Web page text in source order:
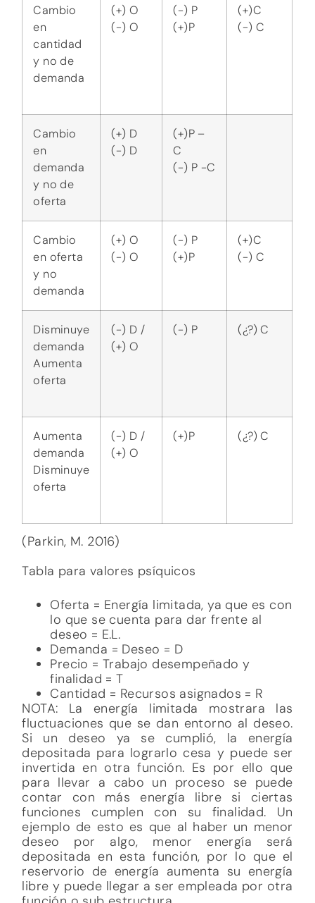
demanda
Disminuye
demanda
Aumenta
Aumenta
demanda
Disminuye
oferta
(-) D /
(+)P
(Parkin, M. 2016)
Tabla para valores psíquicos
Oferta = Energía limitada, ya que es con
lo que se cuenta para dar frente al
deseo = E.L.
Demanda = Deseo = D
Precio = Trabajo desempeñado y
Cantidad = Recursos asignados = R
NOTA: La energía limitada mostrara las
fluctuaciones que se dan entorno al deseo.
Si un deseo ya se cumplió, la energía
depositada para lograrlo cesa y puede ser
invertida en otra función. Es por ello que
funciones cumplen con su finalidad. Un
ejemplo de esto es que al haber un menor
deseo por algo, menor energía será
depositada en esta función, por lo que el
libre y puede llegar a ser empleada por otra
función o sub estructura.
Tabla de conversiones psíquicas (energía
limitada, deseos, trabajo y recursos)
Cambio
en deseo
(+) D
(-) D
(+)T
(-) T
(+)R
(-) R
Cambio
en
cantidad
y no de
deseo
(+) E.L.
(-) E.L.
(-) T
(+)T
(+)R
(-) R